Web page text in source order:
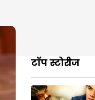
टॉप स्टोरीज